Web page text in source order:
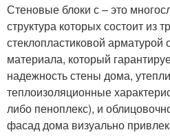
Стеновые блоки с – это
структура которых состоит из
стеклопластиковой арматурой
материала, который
надежность стены дома,
теплоизоляционные
либо пеноплекс), и
фасад дома визуально